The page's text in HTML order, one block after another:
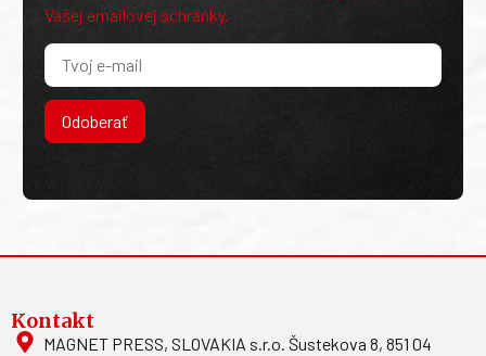
Vašej emailovej schránky.
Odoberať
Kontakt
MAGNET PRESS, SLOVAKIA s.r.o. Šustekova 8, 851 04